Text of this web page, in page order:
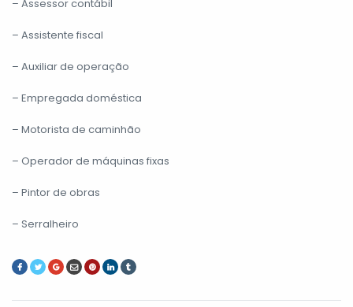
– Assessor contábil
– Assistente fiscal
– Auxiliar de operação
– Empregada doméstica
– Motorista de caminhão
– Operador de máquinas fixas
– Pintor de obras
– Serralheiro